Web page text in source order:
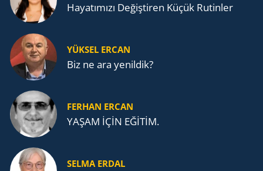
Ha­ya­tı­mı­zı De­ğiş­ti­ren Küçük Ru­tin­ler
YÜKSEL ERCAN
Biz ne ara yenildik?
FERHAN ERCAN
YAŞAM İÇİN EĞİTİM.
SELMA ERDAL